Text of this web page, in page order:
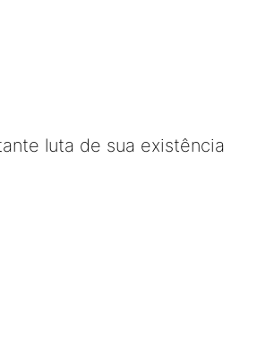
luta de sua existência